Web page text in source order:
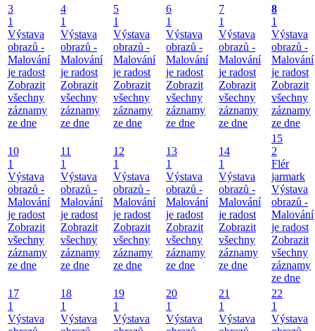
3
1
Výstava
obrazů -
Malování
je radost
Zobrazit
všechny
záznamy
ze dne
4
1
Výstava
obrazů -
Malování
je radost
Zobrazit
všechny
záznamy
ze dne
5
1
Výstava
obrazů -
Malování
je radost
Zobrazit
všechny
záznamy
ze dne
6
1
Výstava
obrazů -
Malování
je radost
Zobrazit
všechny
záznamy
ze dne
7
1
Výstava
obrazů -
Malování
je radost
Zobrazit
všechny
záznamy
ze dne
8
1
Výstava
obrazů -
Malování
je radost
Zobrazit
všechny
záznamy
ze dne
10
1
Výstava
obrazů -
Malování
je radost
Zobrazit
všechny
záznamy
ze dne
11
1
Výstava
obrazů -
Malování
je radost
Zobrazit
všechny
záznamy
ze dne
12
1
Výstava
obrazů -
Malování
je radost
Zobrazit
všechny
záznamy
ze dne
13
1
Výstava
obrazů -
Malování
je radost
Zobrazit
všechny
záznamy
ze dne
14
1
Výstava
obrazů -
Malování
je radost
Zobrazit
všechny
záznamy
ze dne
15
2
Flér
jarmark
Výstava
obrazů -
Malování
je radost
Zobrazit
všechny
záznamy
ze dne
17
1
Výstava
18
1
Výstava
19
1
Výstava
20
1
Výstava
21
1
Výstava
22
1
Výstava